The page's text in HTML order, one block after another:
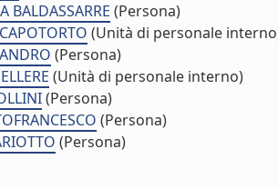
BALDASSARRE (Persona)
(Unità di personale
(Persona)
(Unità di personale interno)
(Persona)
(Persona)
(Persona)